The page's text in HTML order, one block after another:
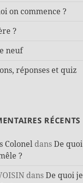
on commence ?
?
neuf
réponses et quiz
RÉCENTS
Colonel dansDe quoi
?
dansDe quoi je